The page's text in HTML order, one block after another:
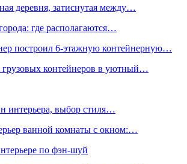
деревня, затиснутая между…
где располагаются…
построил 6-этажную контейнерную…
грузовых контейнеров в уютный…
интерьера, выбор стиля…
ванной комнаты с окном:…
по фэн-шуй